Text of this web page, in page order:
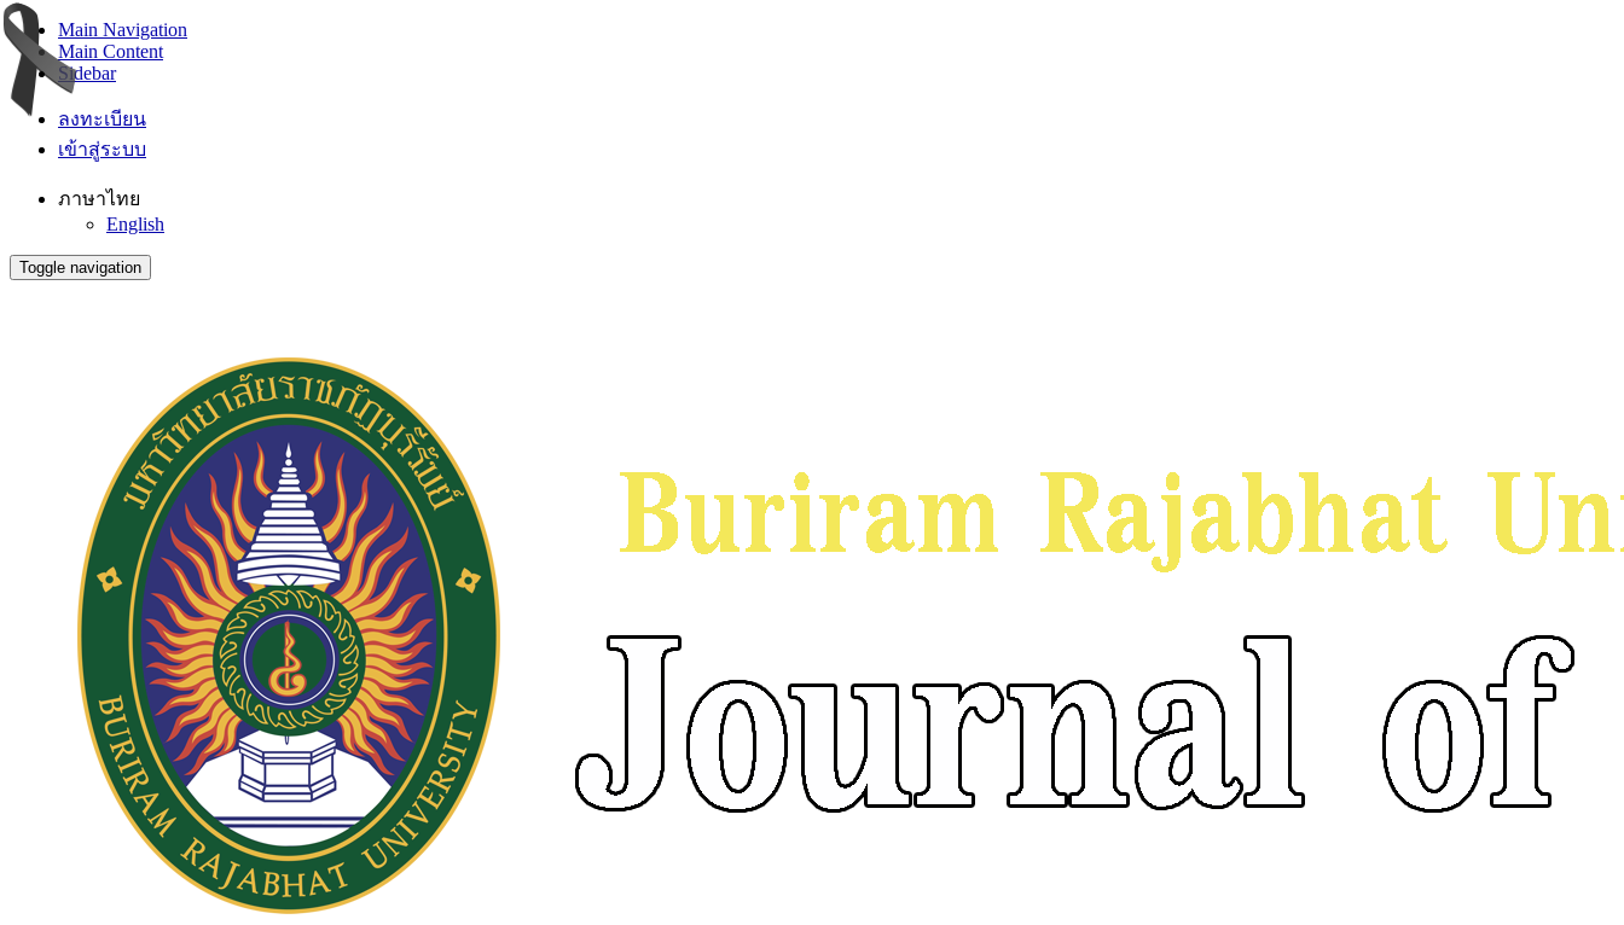
Main Navigation
Main Content
Sidebar
ลงทะเบียน
เข้าสู่ระบบ
ภาษาไทย
English
Toggle navigation